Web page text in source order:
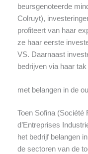
beursgenoteerde
Colruyt),
profiteert van haar
ze haar eerste
VS. Daarnaast
bedrijven via haar
met belangen in de
Toen Sofina (Société
d’Entreprises
het bedrijf belangen
de sectoren van de